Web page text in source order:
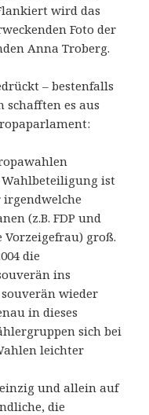
wird das
Foto der
Anna Troberg.
– bestenfalls
schafften es aus
Wahlbeteiligung ist
(z.B. FDP und
groß.
die
ins
wieder
in dieses
sich bei
leichter
und allein auf
die